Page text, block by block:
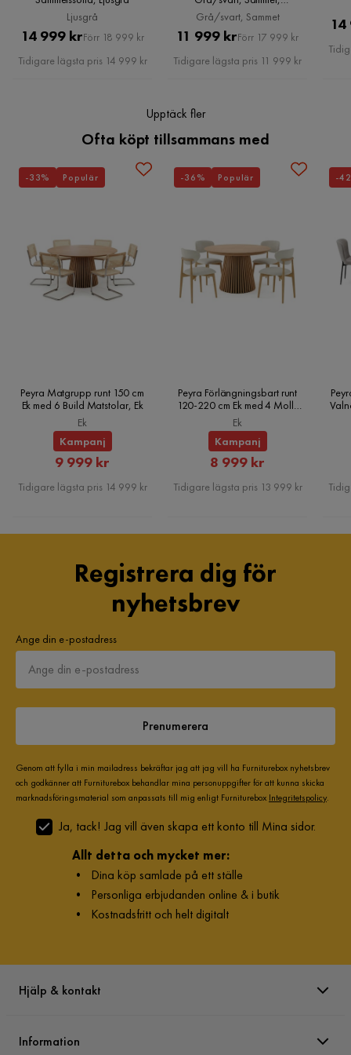
2-sits soffans mått:
Generella dimensioner:
Viktkapacitet per person:
Nyckelfunktioner:
Underhållstips:
Ljusgrå
Pris
14 999 krOriginal
Pris
Förr 18 999 kr
Tidigare lägsta pris 14 999 kr
Grå/svart, Sammet
Grå/svart, Sammet
Pris
11 999 krOriginal
Pris
Förr 17 999 kr
Tidigare lägsta pris 11 999 kr
Upptäck fler
Ofta köpt tillsammans med
Peyra Matgrupp runt 150 cm
Ek med 6 Build Matstolar, Ek
Ek
Kampanj
Rabatterat
Pris
9 999 kr
Tidigare lägsta pris 14 999 kr
-33% Populär
Peyra Förlängningsbart runt
120-220 cm Ek med 4 Molly
Matstolar, Ek
Ek
Kampanj
Rabatterat
Pris
8 999 kr
Tidigare lägsta pris 13 999 kr
-36% Populär -
Registrera dig för
nyhetsbrev
Ange din e-postadress
Prenumerera
Genom att fylla i min mailadress bekräftar jag att jag vill ha Furniturebox nyhetsbrev
och godkänner att Furniturebox behandlar mina personuppgifter för att kunna skicka
marknadsföringsmaterial som anpassats till mig enligt Furniturebox Integritetspolicy.
Ja, tack! Jag vill även skapa ett konto till Mina sidor.
Allt detta och mycket mer:
• Dina köp samlade på ett ställe
• Personliga erbjudanden online & i butik
• Kostnadsfritt och helt digitalt
Hjälp & kontakt
Information